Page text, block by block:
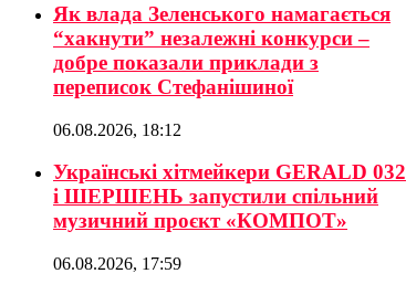
Як влада Зеленського намагається
“хакнути” незалежні конкурси –
добре показали приклади з
переписок Стефанішиної
06.08.2026, 18:12
Українські хітмейкери GERALD 032
і ШЕРШЕНЬ запустили спільний
музичний проєкт «КОМПОТ»
06.08.2026, 17:59